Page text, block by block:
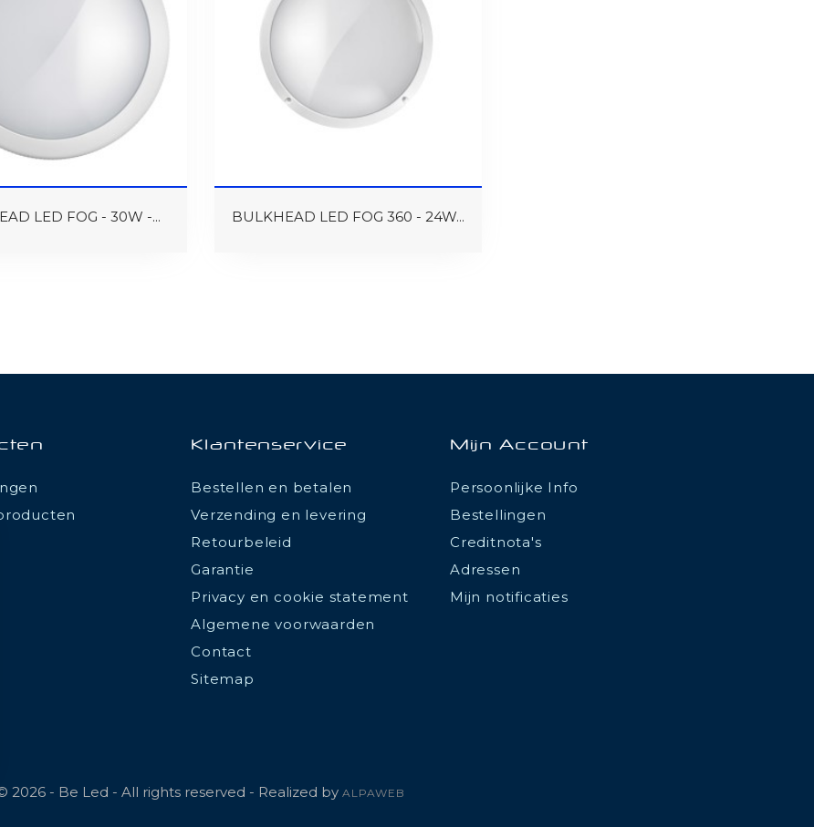
LED FOG - 30W -... BULKHEAD LED FOG 360 - 24W...
Klantenservice
Bestellen en betalen
Verzending en levering
Retourbeleid
Garantie
Privacy en cookie statement
Algemene voorwaarden
Contact
Sitemap
Mijn Account
Persoonlijke Info
Bestellingen
Creditnota's
Adressen
Mijn notificaties
2026 - Be Led - All rights reserved - Realized byALPAWEB
confidentialité, en garantissant la conformité avec les réglementations. Personnalisez vos préférences pour contrôler la manière